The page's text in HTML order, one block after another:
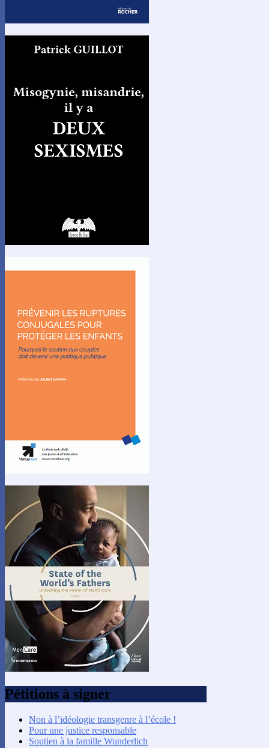
Pétitions à signer
Non à l’idéologie transgenre à l’école !
Pour une justice responsable
Soutien à la famille Wunderlich